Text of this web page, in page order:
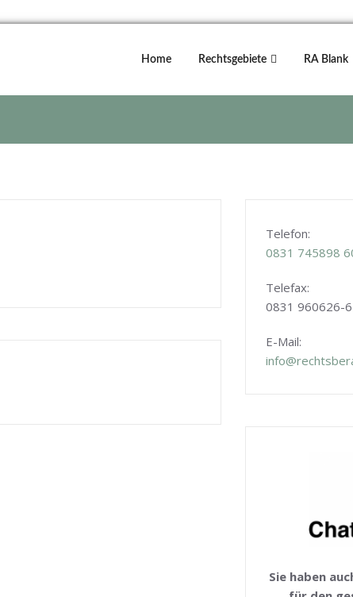
Home Rechtsgebiete RA Blank
Telefon:
0831 745898
Telefax:
0831 960626-
E-Mail:
Sie haben